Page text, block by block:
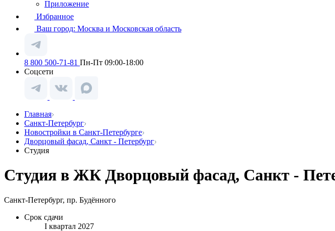
Приложение
Избранное
Ваш город: Москва и Московская область
8 800 500-71-81 Пн-Пт 09:00-18:00
Соцсети
Главная
Санкт-Петербург
Новостройки в Санкт-Петербурге
Дворцовый фасад, Санкт - Петербург
Студия
Студия в ЖК Дворцовый фасад, Санкт -
Санкт-Петербург, пр. Будённого
Срок сдачи
I квартал 2027